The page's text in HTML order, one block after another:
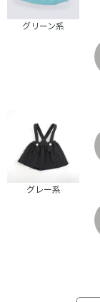
グリーン系
グレー系